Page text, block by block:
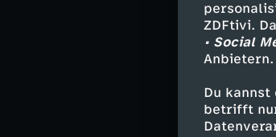
ZDFtivi.
• Social
Du
betrifft
90-